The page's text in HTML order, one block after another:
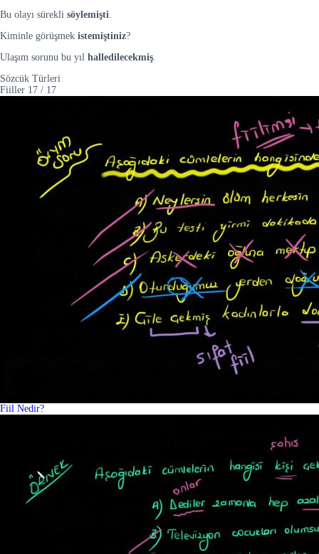
Bu olayı sürekli söylemişti.
Kiminle görüşmek istemiştiniz?
Ulaşım sorunu bu yıl halledilecekmiş.
Sözcük Türleri
Fiiller 17 / 17
Fiil Nedir?